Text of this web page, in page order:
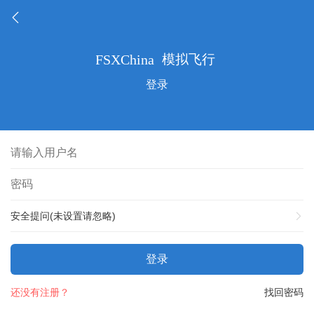
登录
安全提问(未设置请忽略)
登录
找回密码
还没有注册？